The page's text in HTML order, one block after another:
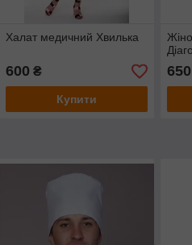
Халат медичний Хвилька
600 ₴
Купити
650